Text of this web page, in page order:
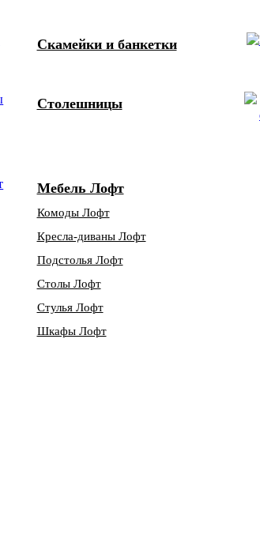
Скамейки и банкетки
Столешницы
Мебель Лофт
Комоды Лофт
Кресла-диваны Лофт
Подстолья Лофт
Столы Лофт
Стулья Лофт
Шкафы Лофт